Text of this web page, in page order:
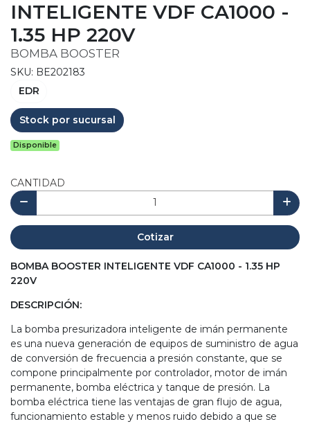
INTELIGENTE VDF CA1000 -
1.35 HP 220V
BOMBA BOOSTER
SKU: BE202183
EDR
Stock por sucursal
Disponible
CANTIDAD
Cotizar
BOMBA BOOSTER INTELIGENTE VDF CA1000 - 1.35 HP
220V
DESCRIPCIÓN:
La bomba presurizadora inteligente de imán permanente
es una nueva generación de equipos de suministro de agua
de conversión de frecuencia a presión constante, que se
compone principalmente por controlador, motor de imán
permanente, bomba eléctrica y tanque de presión. La
bomba eléctrica tiene las ventajas de gran flujo de agua,
funcionamiento estable y menos ruido debido a que se